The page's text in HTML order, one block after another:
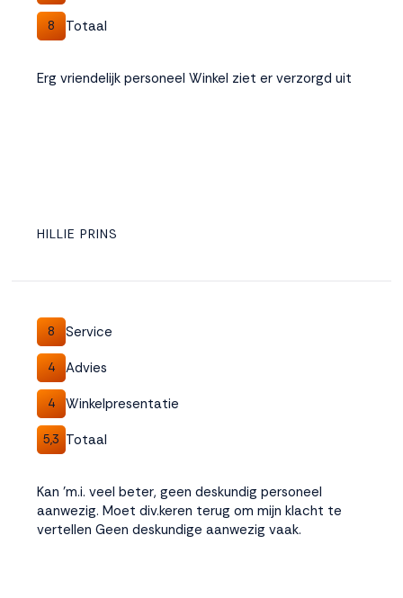
8 Totaal
Erg vriendelijk personeel Winkel ziet er verzorgd uit
HILLIE PRINS
8 Service
4 Advies
4 Winkelpresentatie
5,3 Totaal
Kan 'm.i. veel beter, geen deskundig personeel
aanwezig. Moet div.keren terug om mijn klacht te
vertellen Geen deskundige aanwezig vaak.